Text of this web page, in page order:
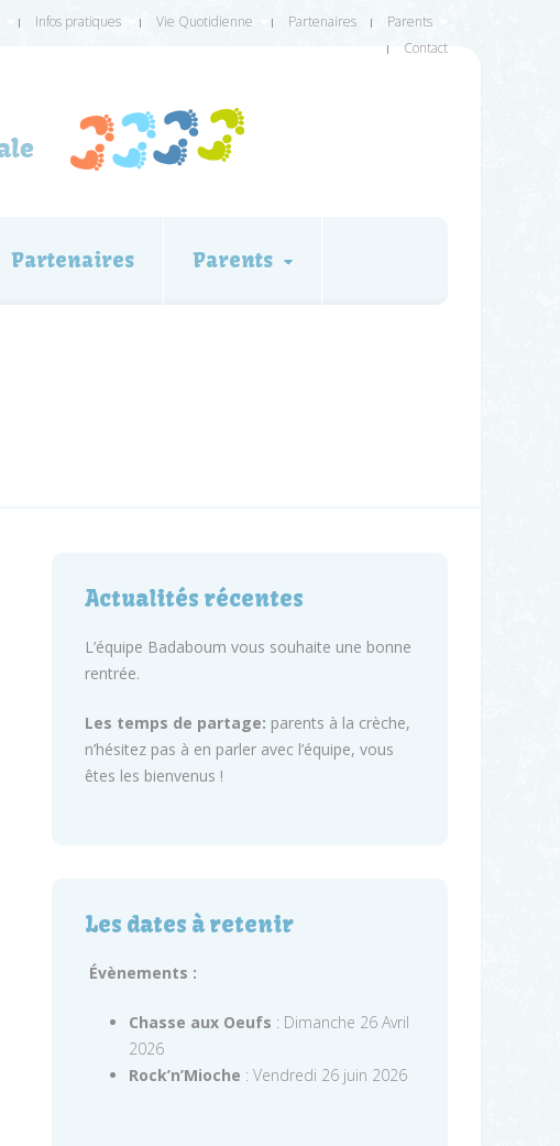
Infos pratiques Vie Quotidienne Partenaires
Parents
Contact
Partenaires Parents
Actualités récentes
L’équipe Badaboum vous souhaite une bonne
rentrée.
Les temps de partage: parents à la crèche,
n’hésitez pas à en parler avec l’équipe, vous
êtes les bienvenus !
Les dates à retenir
Évènements :
Chasse aux Oeufs : Dimanche 26 Avril
2026
Rock’n’Mioche : Vendredi 26 juin 2026